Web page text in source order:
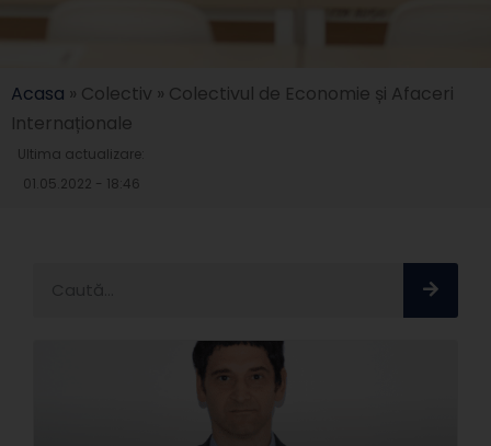
Acasa » Colectiv » Colectivul de Economie și Afaceri
Internaționale
Ultima actualizare:
01.05.2022 - 18:46